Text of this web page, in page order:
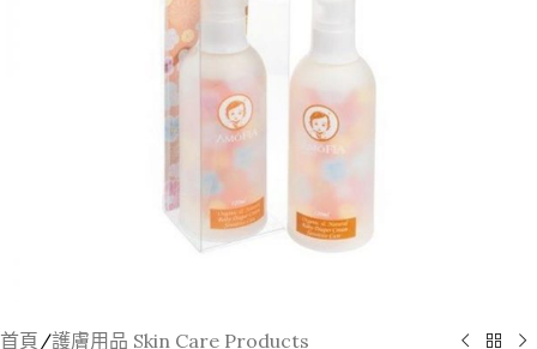
首頁 /護膚用品 Skin Care Products